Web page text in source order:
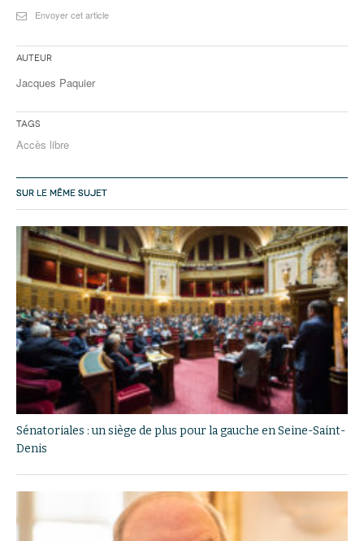
Envoyer cet article
Auteur
Jacques Paquier
Tags
Accès libre
SUR LE MÊME SUJET
Sénatoriales : un siège de plus pour la gauche en Seine-Saint-
Denis